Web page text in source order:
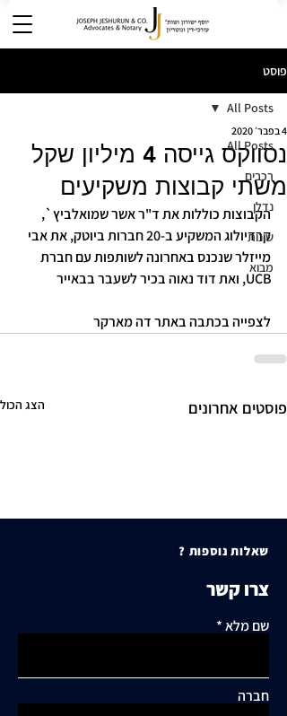
פוסט
All Posts
רכבים
נדלן
שונות
מבוא
All Posts
נסווקס גייסה 4 מיליון שקל
משתי קבוצות משקיעים
4 בפבר׳ 2020
הקבוצות כוללות את ד"ר אשר שמואלביץ`,
קרדיולוג המשקיע ב-20 חברות ביוטק, את אבי
מייזלר שנכנס באחרונה לשותפות עם חברת
UCB, ואת דוד נאוה בכיר לשעבר בבאייר
לצפייה בכתבה באתר דה מארקר
פוסטים אחרונים הצג הכול
שאלות נוספות ?
צרו קשר
שם מלא
חברה